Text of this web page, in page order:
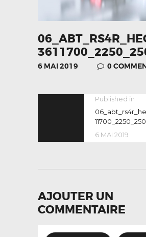
6 MAI 2019 0
NAVIGATION
L’ARTICLE
Published in
6 MAI 2019
AJOUTER UN
COMMENTAIRE